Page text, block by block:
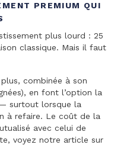
PREMIUM QUI
plus lourd : 25
classique. Mais il faut
combinée à son
en font l’option la
surtout lorsque la
à refaire. Le coût de la
avec celui de
voyez notre article sur